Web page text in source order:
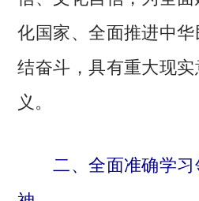
化国家、全面推进中
结奋斗，具有重大现
义。
二、全面准确学习